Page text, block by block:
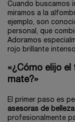
Cuando buscamos
miramos a la
ejemplo, son
personal, que
Adoramos
rojo brillante
«¿Cómo elijo
mate?»
El primer paso es
asesoras de
profesionalmente